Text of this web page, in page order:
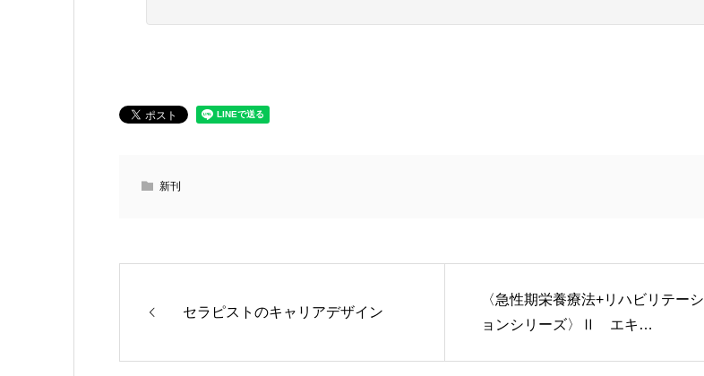
新刊
セラピストのキャリアデザイン
〈急性期栄養療法+リハビリテーシ
ョンシリーズ〉Ⅱ エキ…